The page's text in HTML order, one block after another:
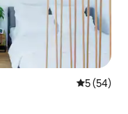
5 de uma
5 (54)